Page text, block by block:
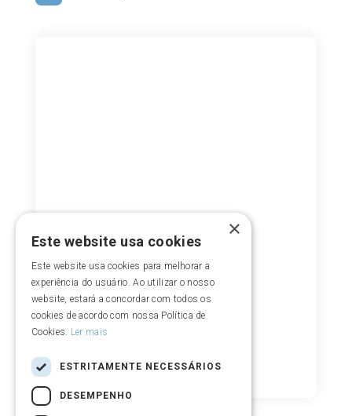
×
Este website usa cookies
Este website usa cookies para melhorar a
experiência do usuário. Ao utilizar o nosso
website, estará a concordar com todos os
cookies de acordo com nossa Política de
Cookies. Ler mais
ESTRITAMENTE NECESSÁRIOS
DESEMPENHO